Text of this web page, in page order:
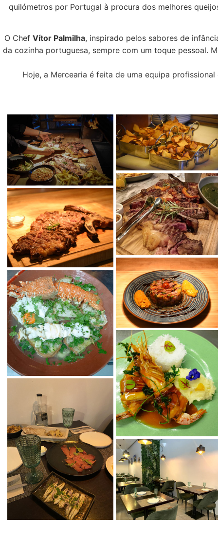
quilómetros por Portugal à procura dos melhores
O Chef Vítor Palmilha, inspirado pelos sabores de
da cozinha portuguesa, sempre com um toque pessoal.
Hoje, a Mercearia é feita de uma equipa